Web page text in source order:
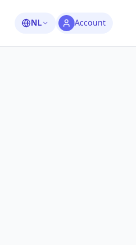
NL Account